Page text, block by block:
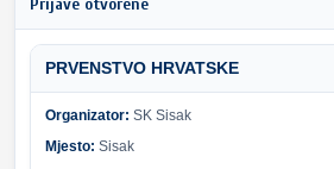
Prijave otvorene
PRVENSTVO HRVATSKE
Organizator: SK Sisak
Mjesto: Sisak